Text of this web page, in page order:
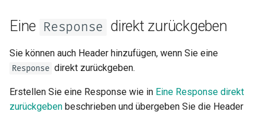
Dateien im Request
Formulardaten und Dateien im
Request
Fehler behandeln
Test Client - TestClient
Eine Response direkt zurückgeben
Sie können auch Header hinzufügen, wenn Sie eine
Response direkt zurückgeben.
Erstellen Sie eine Response wie in Eine Response direkt
zurückgeben beschrieben und übergeben Sie die Header